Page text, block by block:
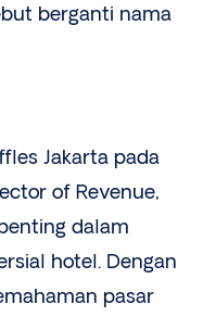
berganti nama
Jakarta pada
of Revenue,
dalam
hotel. Dengan
pasar